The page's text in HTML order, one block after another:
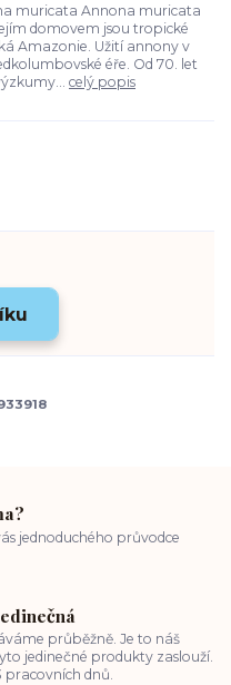
muricata Annona muricata
domovem jsou tropické
Amazonie. Užití annony v
éře. Od 70. let
celý popis
jednoduchého průvodce
průběžně. Je to náš
jedinečné produkty zaslouží.
pracovních dnů.